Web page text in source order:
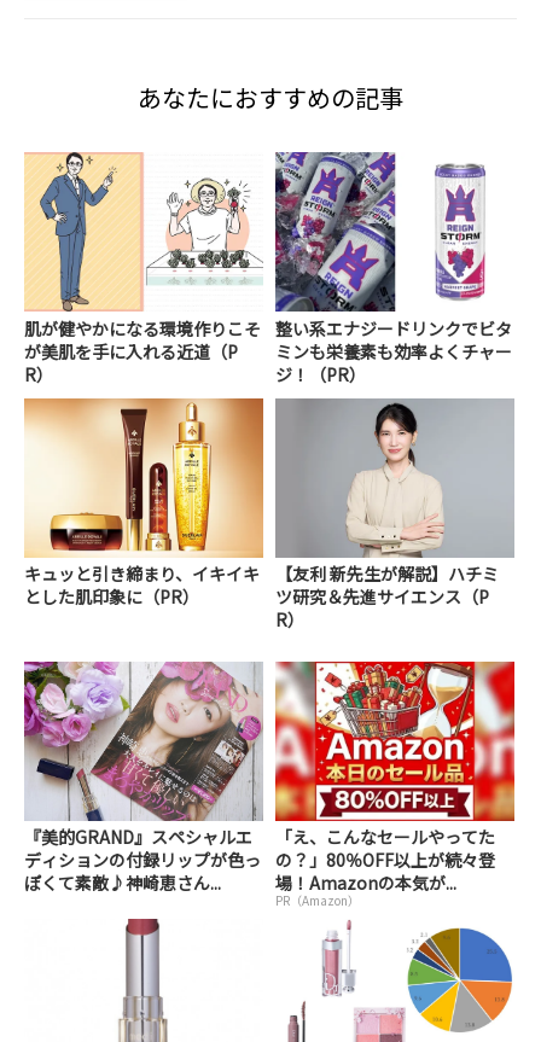
あなたにおすすめの記事
肌が健やかになる環境作りこそ
が美肌を手に入れる近道（P
R）
整い系エナジードリンクでビタ
ミンも栄養素も効率よくチャー
ジ！（PR）
キュッと引き締まり、イキイキ
とした肌印象に（PR）
【友利 新先生が解説】ハチミ
ツ研究＆先進サイエンス（P
R）
『美的GRAND』スペシャルエ
ディションの付録リップが色っ
ぽくて素敵♪神崎恵さん...
「え、こんなセールやってた
の？」80％OFF以上が続々登
場！Amazonの本気が...
PR（Amazon）